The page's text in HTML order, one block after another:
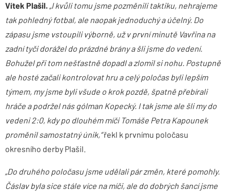
Vítek Plašil. „I kvůli tomu jsme pozměnili taktiku, nehrajeme
tak pohledný fotbal, ale naopak jednoduchý a účelný. Do
zápasu jsme vstoupili výborně, už v první minutě Vavřina na
zadní tyči dorážel do prázdné brány a šli jsme do vedení.
Bohužel při tom nešťastně dopadl a zlomil si nohu. Postupně
ale hosté začali kontrolovat hru a celý poločas byli lepším
týmem, my jsme byli všude o krok pozdě, špatně přebírali
hráče a podržel nás gólman Kopecký. I tak jsme ale šli my do
vedeni 2:0, kdy po dlouhém míči Tomáše Petra Kapounek
proměnil samostatný únik,“řekl k prvnímu poločasu
okresního derby Plašil.
„Do druhého poločasu jsme udělali pár změn, které pomohly.
Čáslav byla sice stále více na míči, ale do dobrých šancí jsme